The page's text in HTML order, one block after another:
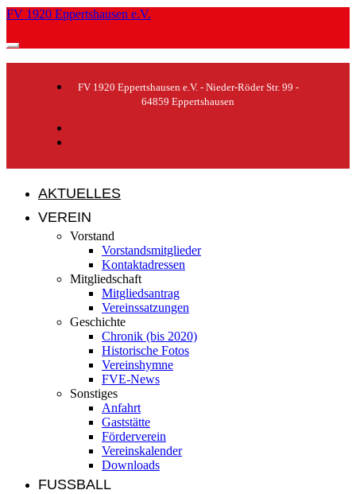
FV 1920 Eppertshausen e.V.
FV 1920 Eppertshausen e.V. - Nieder-Röder Str. 99 -
64859 Eppertshausen
AKTUELLES
VEREIN
Vorstand
Vorstandsmitglieder
Kontaktadressen
Mitgliedschaft
Mitgliedsantrag
Vereinssatzungen
Geschichte
Chronik (bis 2020)
Historische Fotos
Vereinshymne
FVE-News
Sonstiges
Anfahrt
Gaststätte
Förderverein
Vereinskalender
Downloads
FUSSBALL